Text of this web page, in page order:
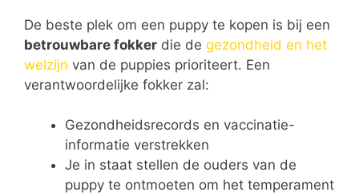
De beste plek om een puppy te kopen is bij een
betrouwbare fokker die de gezondheid en het
welzijn van de puppies prioriteert. Een
verantwoordelijke fokker zal:
Gezondheidsrecords en vaccinatie-
informatie verstrekken
Je in staat stellen de ouders van de
puppy te ontmoeten om het temperament